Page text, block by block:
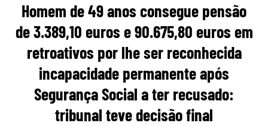
Homem de 49 anos consegue pensão
de 3.389,10 euros e 90.675,80 euros em
retroativos por lhe ser reconhecida
incapacidade permanente após
Segurança Social a ter recusado:
tribunal teve decisão final